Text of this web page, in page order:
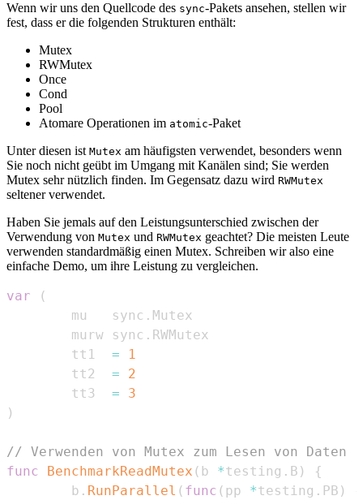
Wenn wir uns den Quellcode des sync-Pakets ansehen, stellen wir
fest, dass er die folgenden Strukturen enthält:
Mutex
RWMutex
Once
Cond
Pool
Atomare Operationen im atomic-Paket
Unter diesen ist Mutex am häufigsten verwendet, besonders wenn
Sie noch nicht geübt im Umgang mit Kanälen sind; Sie werden
Mutex sehr nützlich finden. Im Gegensatz dazu wird RWMutex
seltener verwendet.
Haben Sie jemals auf den Leistungsunterschied zwischen der
Verwendung von Mutex und RWMutex geachtet? Die meisten Leute
verwenden standardmäßig einen Mutex. Schreiben wir also eine
einfache Demo, um ihre Leistung zu vergleichen.
var
(
        mu   sync
.
        murw sync
.
        tt1
=
1
        tt2
=
2
        tt3
=
3
)
// Verwenden von Mutex zum Lesen von Daten
func
BenchmarkReadMutex ( b *testing . B )
{
        b
. RunParallel ( func ( pp *testing . PB )